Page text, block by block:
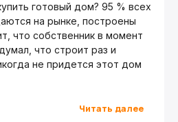
готовый дом? 95 % всех
на рынке, построены
что собственник в момент
что строит раз и
не придется этот дом
Читать далее